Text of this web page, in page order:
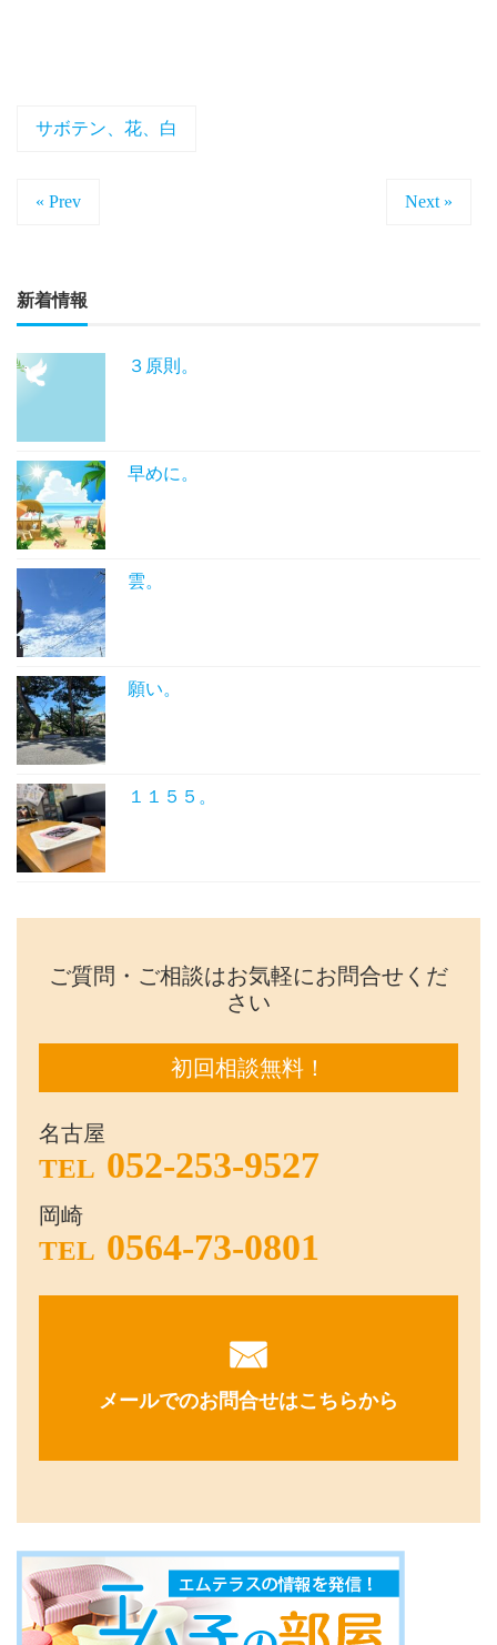
サボテン、花、白
« Prev Next »
新着情報
３原則。
早めに。
雲。
願い。
１１５５。
ご質問・ご相談はお気軽にお問合せくだ
さい
初回相談無料！
名古屋
TEL 052-253-9527
岡崎
TEL 0564-73-0801
メールでのお問合せはこちらから